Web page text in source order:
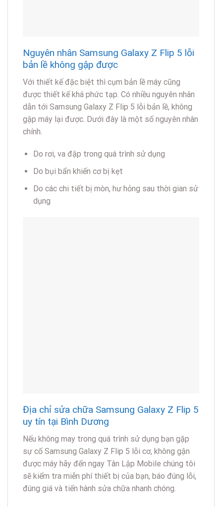
chính.
Do rơi, va đập trong quá trình sử dụng
Do bụi bẩn khiến cơ bị kẹt
Do các chi tiết bị mòn, hư hỏng sau thời gian sử
dụng
Mobile như: Đặt lịch trước giảm giá sửa chữa, ưu
đãi giảm giá KHTT và khách hàng đã sử dụng dịch
vụ tại đây.
Ngoài ra Tân Lập Mobile còn cung cấp các dịch vụ
sửa chữa Samsung Galaxy Z Flip 5 như: Thay mặt
kính, ép kính,thay pin, thay vỏ, thay kính lưng, sửa
chữa các lỗi mất nguồn, sóng, loa, mic…. và các